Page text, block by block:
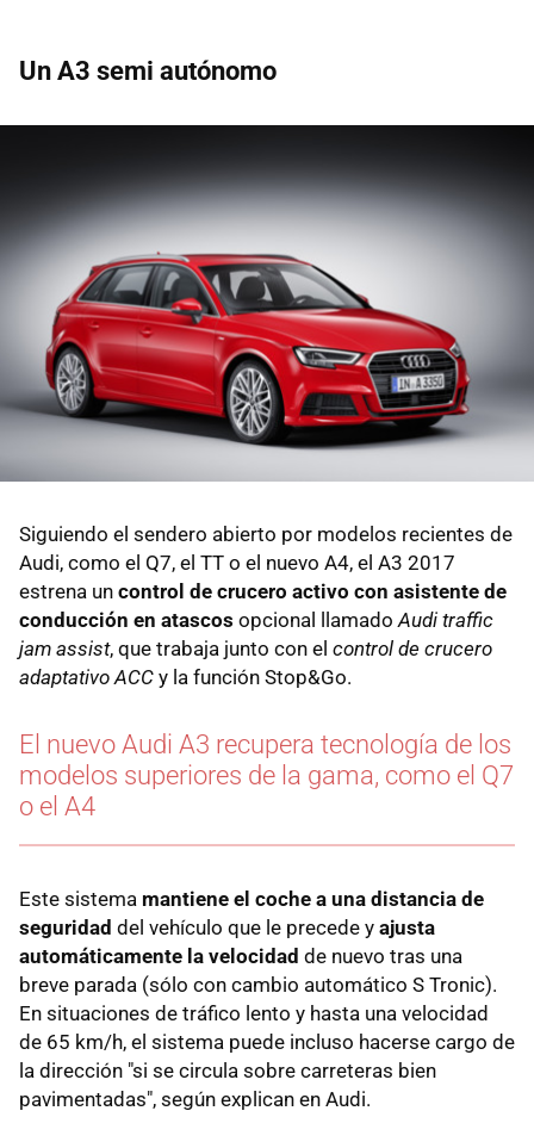
Un A3 semi autónomo
Siguiendo el sendero abierto por modelos recientes de
Audi, como el Q7, el TT o el nuevo A4, el A3 2017
estrena un control de crucero activo con asistente de
conducción en atascos opcional llamado Audi traffic
jam assist, que trabaja junto con el control de crucero
adaptativo ACC y la función Stop&Go.
El nuevo Audi A3 recupera tecnología de los
modelos superiores de la gama, como el Q7
o el A4
Este sistema mantiene el coche a una distancia de
seguridad del vehículo que le precede y ajusta
automáticamente la velocidad de nuevo tras una
breve parada (sólo con cambio automático S Tronic).
En situaciones de tráfico lento y hasta una velocidad
de 65 km/h, el sistema puede incluso hacerse cargo de
la dirección "si se circula sobre carreteras bien
pavimentadas", según explican en Audi.